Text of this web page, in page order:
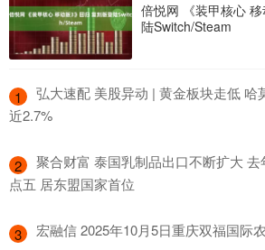
倍悦网 《装甲核心
陆Switch/Steam
1
弘大速配 美股异动 | 黄金板块走低 哈
近2.7%
2
聚合财富 泰国乳制品出口不断扩大
点五 居东盟国家首位
3 宏融信 2025年10月5日重庆双福国际